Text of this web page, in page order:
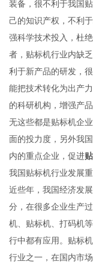
装备，很不利于我国
己的知识产权，不利
强科学技术投入，杜
者，贴标机行业内缺
利于新产品的研发，
能把技术转化为出产
的科研机构，增强产
无这些都是贴标机企
面的投力度，另外我
内的重点企业，促进
我国贴标机行业发展
近些年，我国经济发
分，在很多企业生产
机、贴标机、打码机
行中都有应用。贴标
行业之一，在国内市